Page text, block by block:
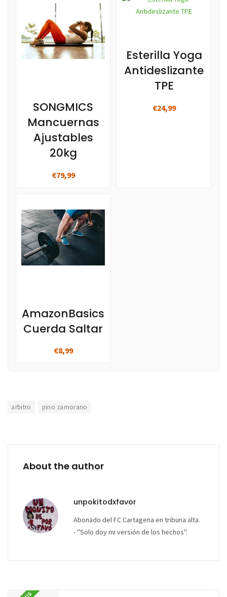
SONGMICS
Mancuernas
Ajustables
20kg
€79,99
Esterilla Yoga
Antideslizante
TPE
€24,99
AmazonBasics
Cuerda Saltar
€8,99
arbitro pino zamorano
About the author
unpokitodxfavor
Abonado del FC Cartagena en tribuna alta.
- "Solo doy mi versión de los hechos".